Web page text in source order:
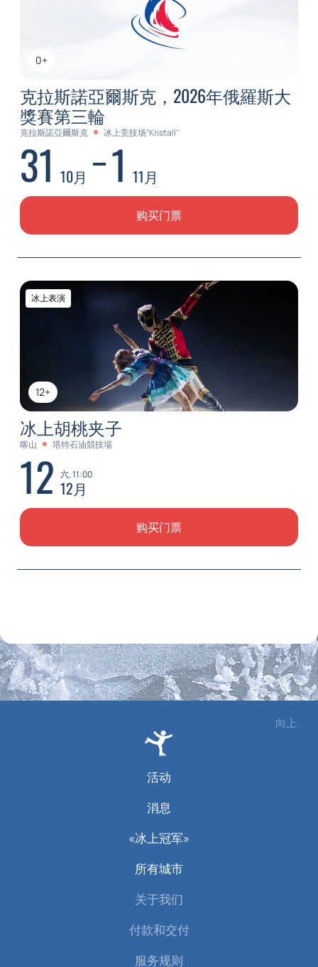
0+
克拉斯諾亞爾斯克，2026年俄羅斯大
獎賽第三輪
克拉斯諾亞爾斯克 冰上竞技场“Kristall”
31 10月 1 11月
购买门票
12+
冰上表演
冰上胡桃夹子
喀山 塔特石油競技場
12 六, 11:00
12月
购买门票
向上
活动
消息
«冰上冠军»
所有城市
关于我们
付款和交付
服务规则